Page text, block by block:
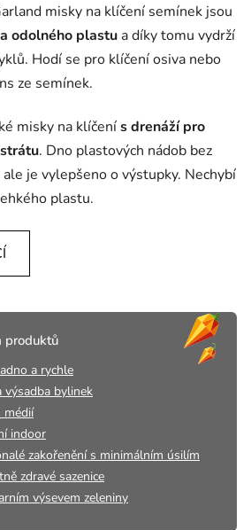
misky na klíčení semínek jsou
odolného plastu a díky tomu vydrží
Hodí se pro klíčení osiva nebo
ze semínek.
misky na klíčenís drenáží pro
. Dno plastových nádob bez
je vylepšeno o výstupky. Nechybí
plastu.
produktů
a rychle
výsadba bylinek
médií
indoor
zakořenění s minimálním úsilím
zdravé sazenice
výsevem zeleniny